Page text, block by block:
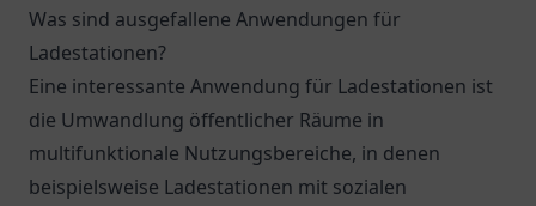
Was sind ausgefallene Anwendungen für
Ladestationen?
Eine interessante Anwendung für Ladestationen ist
die Umwandlung öffentlicher Räume in
multifunktionale Nutzungsbereiche, in denen
beispielsweise Ladestationen mit sozialen